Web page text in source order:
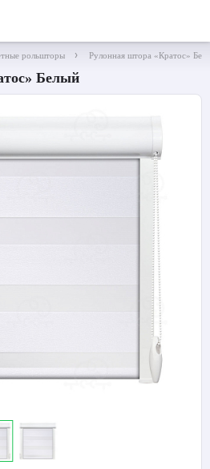
рольшторы Рулонная штора «Кратос»
Белый